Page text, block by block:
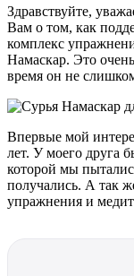
Здравствуйте,
Вам о том, как
комплекс
Намаскар. Это
время он не
Впервые мой
лет. У моего друга
которой мы
получались. А так
упражнения и